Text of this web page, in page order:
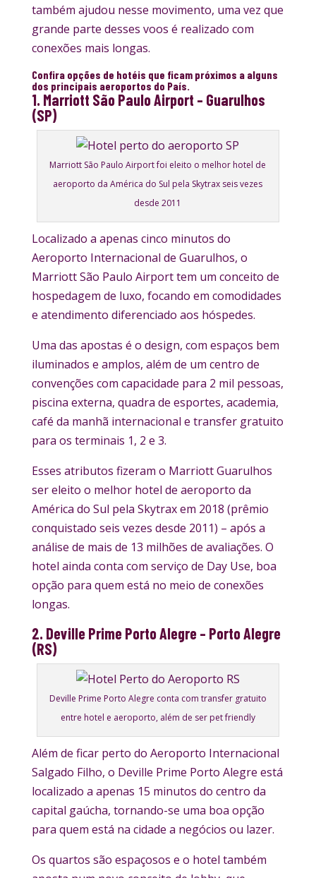
também ajudou nesse movimento, uma vez que
grande parte desses voos é realizado com
conexões mais longas.
Confira opções de hotéis que ficam próximos a alguns
dos principais aeroportos do País.
1. Marriott São Paulo Airport – Guarulhos
(SP)
Marriott São Paulo Airport foi eleito o melhor hotel de
aeroporto da América do Sul pela Skytrax seis vezes
desde 2011
Localizado a apenas cinco minutos do
Aeroporto Internacional de Guarulhos, o
Marriott São Paulo Airport tem um conceito de
hospedagem de luxo, focando em comodidades
e atendimento diferenciado aos hóspedes.
Uma das apostas é o design, com espaços bem
iluminados e amplos, além de um centro de
convenções com capacidade para 2 mil pessoas,
piscina externa, quadra de esportes, academia,
café da manhã internacional e transfer gratuito
para os terminais 1, 2 e 3.
Esses atributos fizeram o Marriott Guarulhos
ser eleito o melhor hotel de aeroporto da
América do Sul pela Skytrax em 2018 (prêmio
conquistado seis vezes desde 2011) – após a
análise de mais de 13 milhões de avaliações. O
hotel ainda conta com serviço de Day Use, boa
opção para quem está no meio de conexões
longas.
2. Deville Prime Porto Alegre – Porto Alegre
(RS)
Deville Prime Porto Alegre conta com transfer gratuito
entre hotel e aeroporto, além de ser pet friendly
Além de ficar perto do Aeroporto Internacional
Salgado Filho, o Deville Prime Porto Alegre está
localizado a apenas 15 minutos do centro da
capital gaúcha, tornando-se uma boa opção
para quem está na cidade a negócios ou lazer.
Os quartos são espaçosos e o hotel também